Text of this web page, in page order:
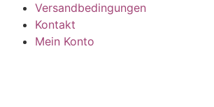
Versandbedingungen
Kontakt
Mein Konto